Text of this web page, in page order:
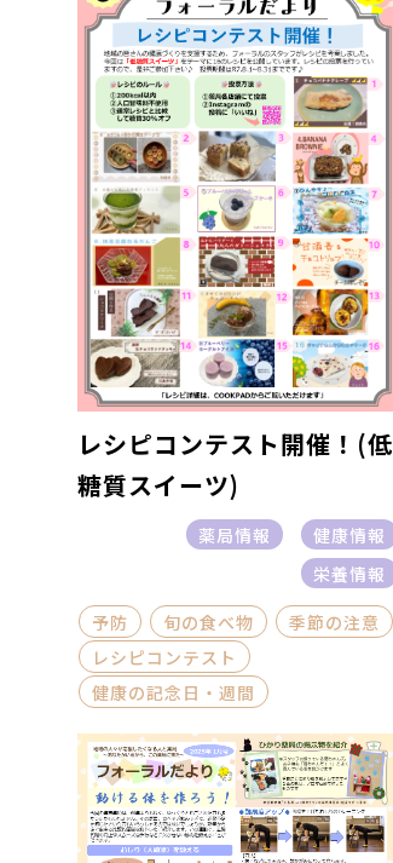
レシピコンテスト開催！(低
糖質スイーツ)
薬局情報
健康情報
栄養情報
予防
旬の食べ物
季節の注意
レシピコンテスト
健康の記念日・週間